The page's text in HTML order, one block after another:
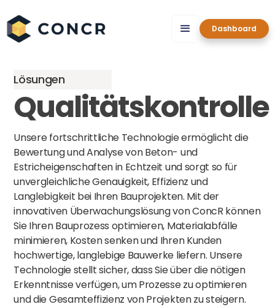
Dashboard
Lösungen
Qualitätskontrolle
Unsere fortschrittliche Technologie ermöglicht die
Bewertung und Analyse von Beton- und
Estricheigenschaften in Echtzeit und sorgt so für
unvergleichliche Genauigkeit, Effizienz und
Langlebigkeit bei Ihren Bauprojekten. Mit der
innovativen Überwachungslösung von ConcR können
Sie Ihren Bauprozess optimieren, Materialabfälle
minimieren, Kosten senken und Ihren Kunden
hochwertige, langlebige Bauwerke liefern. Unsere
Technologie stellt sicher, dass Sie über die nötigen
Erkenntnisse verfügen, um Prozesse zu optimieren
und die Gesamteffizienz von Projekten zu steigern.